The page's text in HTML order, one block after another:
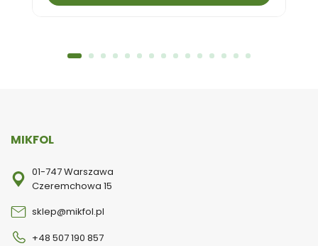
MIKFOL
01-747 Warszawa
Czeremchowa 15
sklep@mikfol.pl
+48 507 190 857